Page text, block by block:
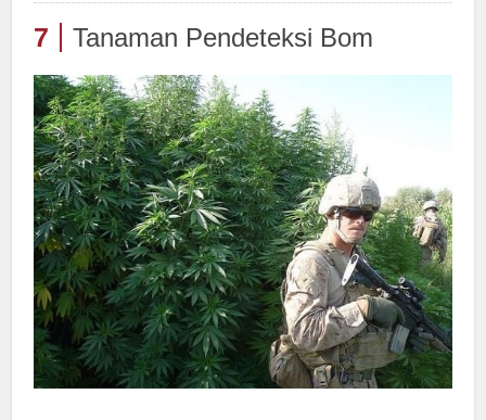
7 Tanaman Pendeteksi Bom